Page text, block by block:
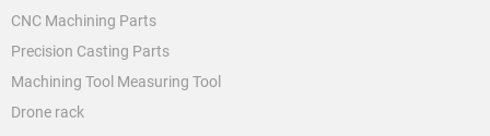
CNC Machining Parts
Precision Casting Parts
Machining Tool Measuring Tool
Drone rack